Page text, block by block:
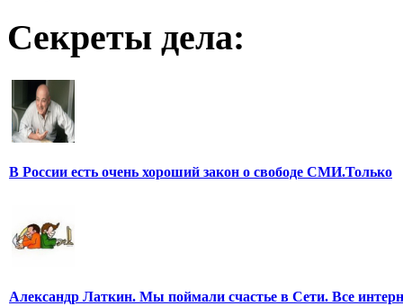
Секреты дела:
В России есть очень хороший закон о свободе СМИ.Только
Александр Латкин. Мы поймали счастье в Сети. Все интерн